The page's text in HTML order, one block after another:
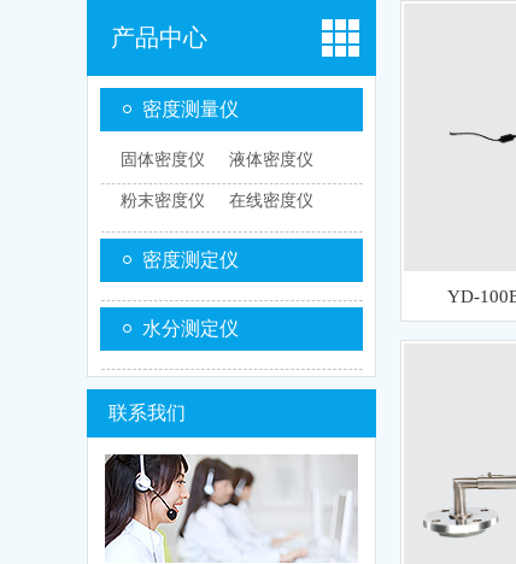
产品中心
密度测量仪
固体密度仪 液体密度仪
粉末密度仪 在线密度仪
密度测定仪
水分测定仪
联系我们
YD-